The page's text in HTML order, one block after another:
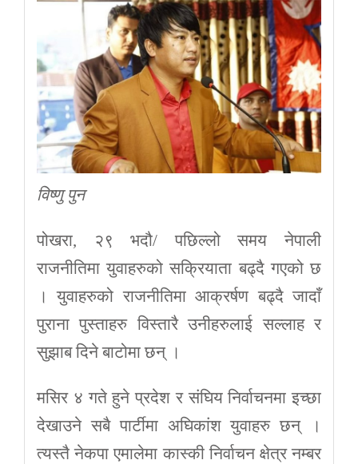
विष्णु पुन
पोखरा, २९ भदौ/ पछिल्लो समय नेपाली
राजनीतिमा युवाहरुको सक्रियाता बढ्दै गएको छ
। युवाहरुको राजनीतिमा आक्रर्षण बढ्दै जादाँ
पुराना पुस्ताहरु विस्तारै उनीहरुलाई सल्लाह र
सुझाब दिने बाटोमा छन् ।
मसिर ४ गते हुने प्रदेश र संघिय निर्वाचनमा इच्छा
देखाउने सबै पार्टीमा अघिकांश युवाहरु छन् ।
त्यस्तै नेकपा एमालेमा कास्की निर्वाचन क्षेत्र नम्बर